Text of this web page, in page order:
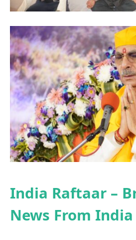
India Raftaar –
News From India